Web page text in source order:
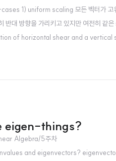
1) uniform scaling 모든 벡터가
반대 방향을 가리키고 있지만 여전히 같
of horizontal shear and a vertical
eigen-things?
Algebra/5주차
and eigenvectors?